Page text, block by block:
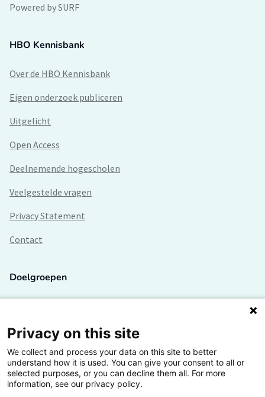
Powered by SURF
HBO Kennisbank
Over de HBO Kennisbank
Eigen onderzoek publiceren
Uitgelicht
Open Access
Deelnemende hogescholen
Veelgestelde vragen
Privacy Statement
Contact
Doelgroepen
Lectoren en onderzoekers
Bedrijven
Hogescholen
Privacy on this site
We collect and process your data on this site to better
understand how it is used. You can give your consent to all or
selected purposes, or you can decline them all. For more
information, see our privacy policy.